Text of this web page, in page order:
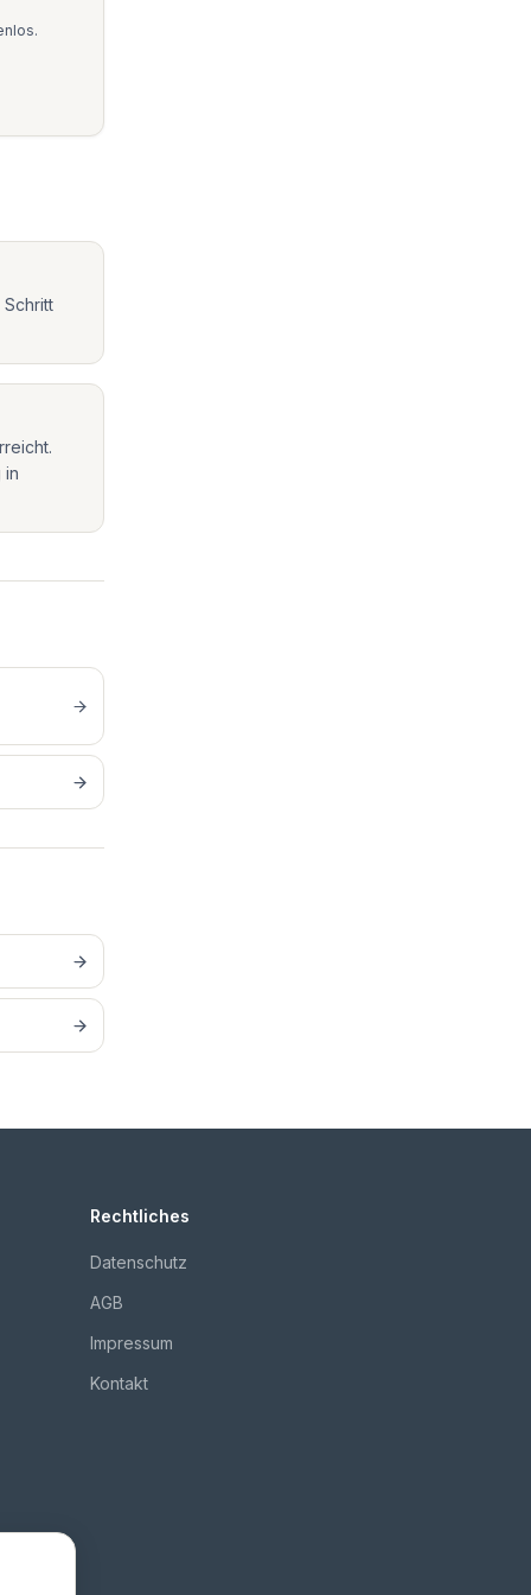
in
Rechtliches
Datenschutz
AGB
Impressum
Kontakt